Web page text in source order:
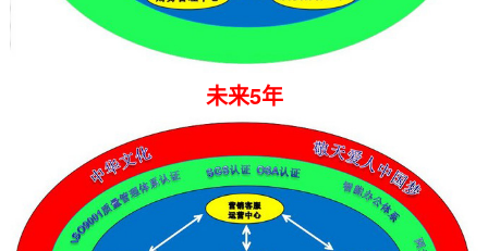
未来5年